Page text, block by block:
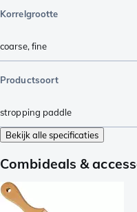
Korrelgrootte
coarse, fine
Productsoort
stropping paddle
Bekijk alle specificaties
Combideals &